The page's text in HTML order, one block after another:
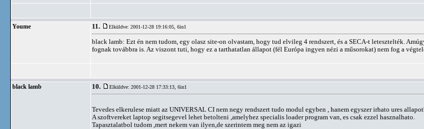
Youme 11. Elküldve: 2001-12-28 19:16:05, 6in1
black lamb: Ezt én nem tudom, egy olasz site-on olvastam, hogy tud elvileg 4 rendszert, és a SECA-t letesztelték.
fognak továbbra is. Az viszont tuti, hogy ez a tarthatatlan állapot (fél Európa ingyen nézi a műsorokat) nem fog a
black lamb 10. Elküldve: 2001-12-28 17:33:13, 6in1
Tevedes elkerulese miatt az UNIVERSAL CI nem negy rendszert tudo modul egyben , hanem egyszer irhato ures
A szoftvereket laptop segitsegevel lehet betolteni ,amelyhez specialis loader program van, es csak ezzel hasznalhato.
Tapasztalatbol tudom ,mert nekem van ilyen,de szerintem meg nem az igazi